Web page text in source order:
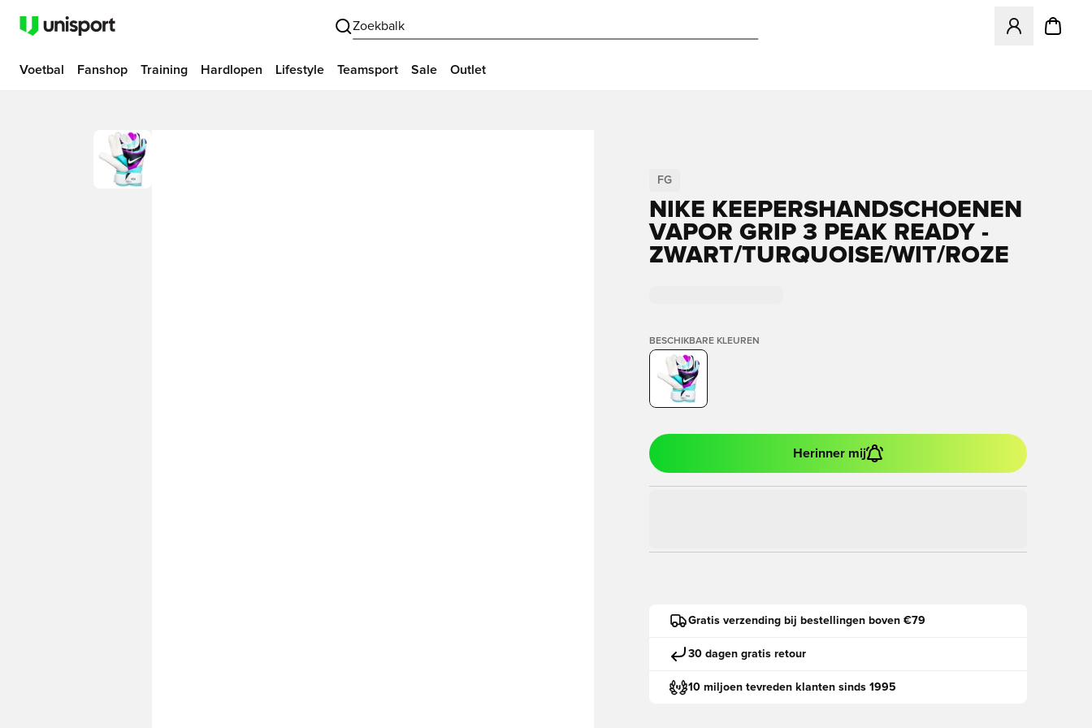
Zoekbalk
Opent een
Voetbal Fanshop Training Hardlopen Lifestyle Teamsport Sale Outlet
FG
NIKE KEEPERSHANDSCHOENEN
VAPOR GRIP 3 PEAK READY -
ZWART/TURQUOISE/WIT/ROZE
BESCHIKBARE KLEUREN
Herinner mij
Gratis verzending bij bestellingen boven €79
30 dagen gratis retour
10 miljoen tevreden klanten sinds 1995